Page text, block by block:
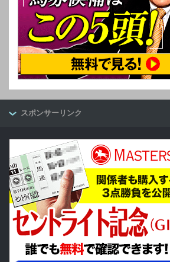
スポンサーリンク